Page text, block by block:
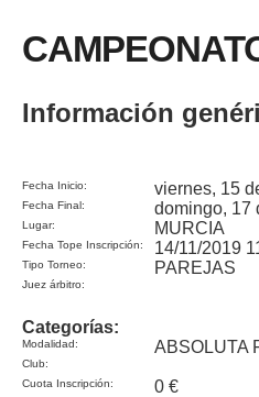
Información
Fecha Inicio: viernes, 15
Fecha Final: domingo, 17
Lugar: MURCIA
Fecha Tope Inscripción: 14/11/2019
Tipo Torneo: PAREJAS
Juez árbitro:
Categorías:
Modalidad: ABSOLUTA
Club:
Cuota Inscripción:
0 €